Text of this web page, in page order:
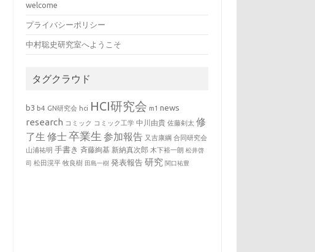
welcome
プライバシーポリシー
中村聡史研究室へようこそ
タグクラウド
b3 b4 GN研究会 hci HCI研究会 m1 news
research コミック コミック工学 中川由貴 佐藤剣太 修
了生 修士卒業生 参加報告 又吉康綱 合同研究会
山浦祐明 手書き 斉藤絢基 新納真次郎 木下裕一朗 松井啓
司 松田滉平 牧良樹 田島一樹 発表報告 研究 関口祐豊